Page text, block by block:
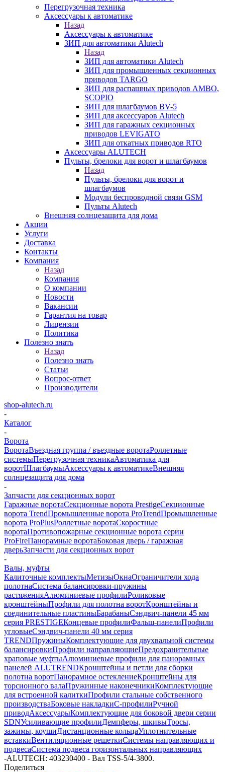
Перегрузочная техника
Аксессуары к автоматике
Назад
Аксессуары к автоматике
ЗИП для автоматики Alutech
Назад
ЗИП для автоматики Alutech
ЗИП для промышленных секционных
приводов TARGO
ЗИП для распашных приводов AMBO,
SCOPIO
ЗИП для шлагбаумов BV-5
ЗИП для аксессуаров Alutech
ЗИП для гаражных секционных
приводов LEVIGATO
ЗИП для откатных приводов RTO
Аксессуары ALUTECH
Пульты, брелоки для ворот и шлагбаумов
Назад
Пульты, брелоки для ворот и
шлагбаумов
Модули беспроводной связи GSM
Пульты Alutech
Внешняя солнцезащита для дома
Акции
Услуги
Доставка
Контакты
Компания
Назад
Компания
О компании
Новости
Вакансии
Гарантия на товар
Лицензии
Политика
Полезно знать
Назад
Полезно знать
Статьи
Вопрос-ответ
Производители
shop-alutech.ru
-
Каталог
-
Ворота
ВоротаВъездная группа / въездные воротаРоллетные
системыПерегрузочная техникаАвтоматика для
воротШлагбаумыАксессуары к автоматикеВнешняя
солнцезащита для дома
-
Запчасти для секционных ворот
Гаражные воротаСекционные ворота PrestigeСекционные
ворота TrendПромышленные ворота ProTrendПромышленные
ворота ProPlusРоллетные воротаСкоростные
воротаПротивопожарные секционные ворота серии
ProFireПанорамные воротаБоковая дверь / гаражная
дверьЗапчасти для секционных ворот
-
Валы, муфты
Калиточные комплектыМетизыОкнаОграничители хода
полотнаСистема балансировки-пружины
растяженияАлюминиевые профилиРоликовые
кронштейныПрофили для полотна воротКронштейны и
соединительные пластиныБарабаныСэндвич-панели 45 мм
серия PRESTIGEКонцевые профилиФальш-панелиПрофили
угловыеСэндвич-панели 40 мм серия
TRENDПружиныКомплектующие для двухвальной системы
балансировкиПрофили направляющиеПредохранительные
храповые муфтыАлюминиевые профили для панорамных
панелей ALUTRENDКронштейны и петли для сборки
полотна воротПанорамное остеклениеКронштейны для
торсионного валаПружинные наконечникиКомплектующие
для встроенной калиткиПрофили стальные собственного
производстваБоковые накладкиС-профилиРучной
приводАксессуарыКомплектующие для боковой двери серии
SDNУсиливающие профилиДемпферы, шкивыТросы,
зажимы, коушиДистанционные кольцаУплотнительные
вставкиВентиляционные решеткиСистемы направляющих и
подвесаСистема подвеса горизонтальных направляющих
-ALUTECH: 403230400 - Вал TSS-5/4-3800.
Поделиться